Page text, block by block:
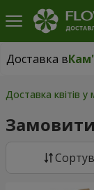
Доставка в
Доставка в
Доставка квітів